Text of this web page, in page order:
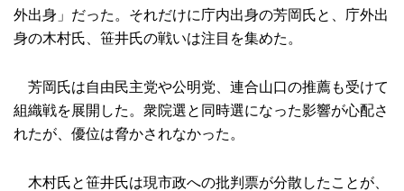
外出身」だった。それだけに庁内出身の芳岡氏と、庁外出
身の木村氏、笹井氏の戦いは注目を集めた。
芳岡氏は自由民主党や公明党、連合山口の推薦も受けて
組織戦を展開した。衆院選と同時選になった影響が心配さ
れたが、優位は脅かされなかった。
木村氏と笹井氏は現市政への批判票が分散したことが、